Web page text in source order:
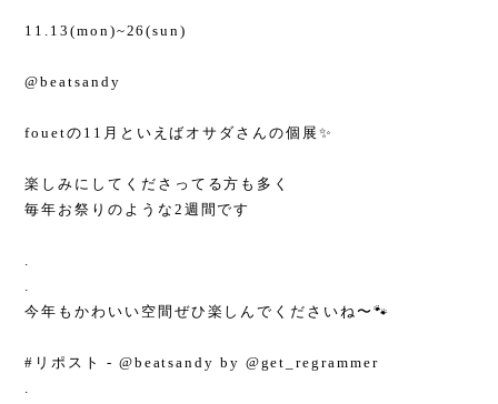
11.13(mon)~26(sun)
@beatsandy
fouetの11月といえばオサダさんの個展✨
楽しみにしてくださってる方も多く
毎年お祭りのような2週間です
.
.
今年もかわいい空間ぜひ楽しんでくださいね〜🐾
#リポスト - @beatsandy by @get_regrammer
.